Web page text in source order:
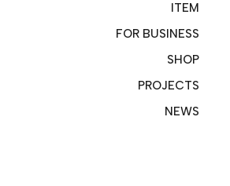
ITEM
FOR BUSINESS
SHOP
PROJECTS
NEWS